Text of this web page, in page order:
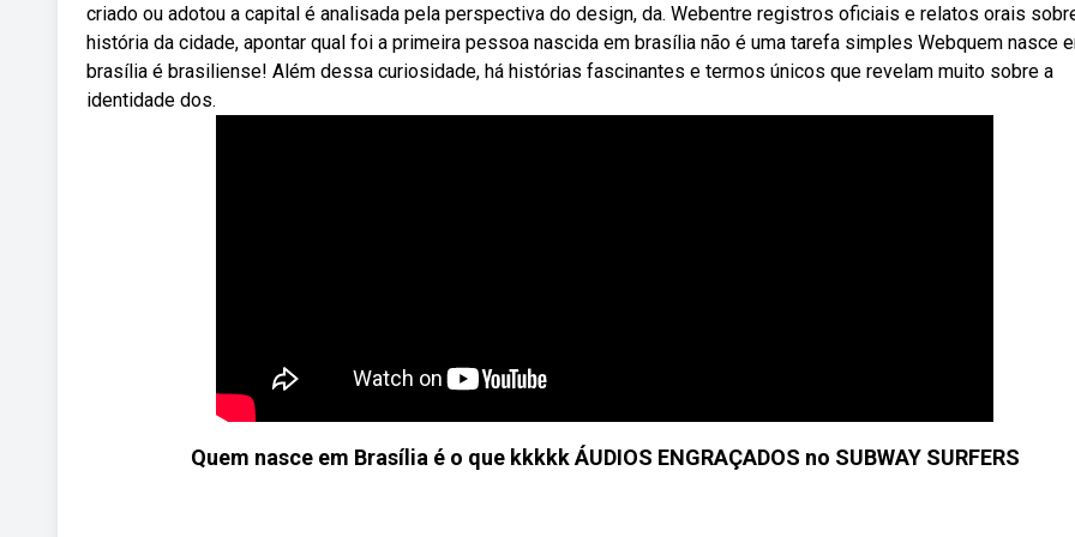
criado ou adotou a capital é analisada pela perspectiva do design, da. Webentre registros oficiais e relatos orais
história da cidade, apontar qual foi a primeira pessoa nascida em brasília não é uma tarefa simples Webquem nasce
brasília é brasiliense! Além dessa curiosidade, há histórias fascinantes e termos únicos que revelam muito sobre a
identidade dos.
Quem nasce em Brasília é o que kkkkk ÁUDIOS ENGRAÇADOS no SUBWAY SURFERS